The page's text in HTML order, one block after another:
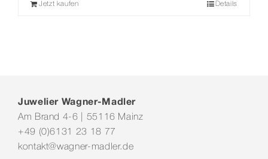
Jetzt kaufen Details
Juwelier Wagner-Madler
Am Brand 4-6 | 55116 Mainz
+49 (0)6131 23 18 77
kontakt@wagner-madler.de